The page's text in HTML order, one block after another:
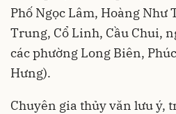
Phố Ngọc Lâm, Hoàng Như
Trung, Cổ Linh, Cầu Chui,
các phường Long Biên,
Hưng).
Chuyên gia thủy văn lưu ý,